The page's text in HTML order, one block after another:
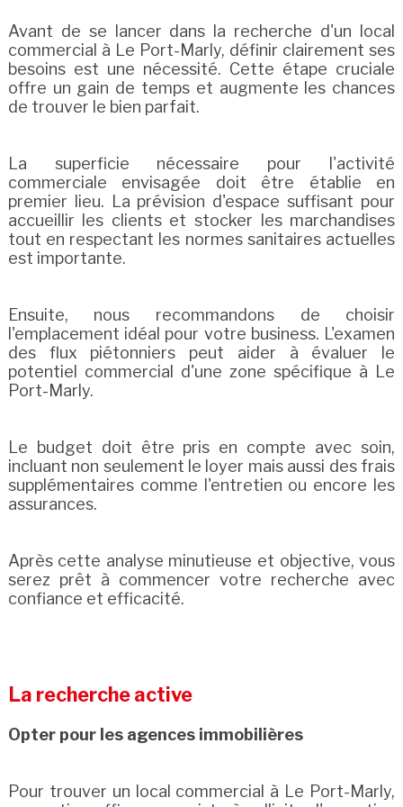
Avant de se lancer dans la recherche d'un local
commercial à Le Port-Marly, définir clairement ses
besoins est une nécessité. Cette étape cruciale
offre un gain de temps et augmente les chances
de trouver le bien parfait.
La superficie nécessaire pour l'activité
commerciale envisagée doit être établie en
premier lieu. La prévision d'espace suffisant pour
accueillir les clients et stocker les marchandises
tout en respectant les normes sanitaires actuelles
est importante.
Ensuite, nous recommandons de choisir
l'emplacement idéal pour votre business. L'examen
des flux piétonniers peut aider à évaluer le
potentiel commercial d'une zone spécifique à Le
Port-Marly.
Le budget doit être pris en compte avec soin,
incluant non seulement le loyer mais aussi des frais
supplémentaires comme l'entretien ou encore les
assurances.
Après cette analyse minutieuse et objective, vous
serez prêt à commencer votre recherche avec
confiance et efficacité.
La recherche active
Opter pour les agences immobilières
Pour trouver un local commercial à Le Port-Marly,